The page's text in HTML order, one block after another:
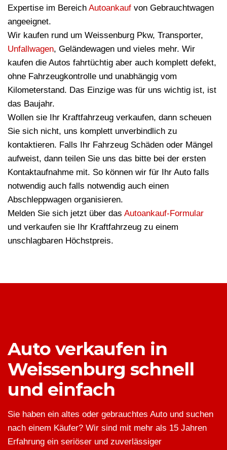
Expertise im Bereich Autoankauf von Gebrauchtwagen
angeeignet.
Wir kaufen rund um Weissenburg Pkw, Transporter,
Unfallwagen, Geländewagen und vieles mehr. Wir
kaufen die Autos fahrtüchtig aber auch komplett defekt,
ohne Fahrzeugkontrolle und unabhängig vom
Kilometerstand. Das Einzige was für uns wichtig ist, ist
das Baujahr.
Wollen sie Ihr Kraftfahrzeug verkaufen, dann scheuen
Sie sich nicht, uns komplett unverbindlich zu
kontaktieren. Falls Ihr Fahrzeug Schäden oder Mängel
aufweist, dann teilen Sie uns das bitte bei der ersten
Kontaktaufnahme mit. So können wir für Ihr Auto falls
notwendig auch falls notwendig auch einen
Abschleppwagen organisieren.
Melden Sie sich jetzt über das Autoankauf-Formular
und verkaufen sie Ihr Kraftfahrzeug zu einem
unschlagbaren Höchstpreis.
Auto verkaufen in
Weissenburg schnell
und einfach
Sie haben ein altes oder gebrauchtes Auto und suchen
nach einem Käufer? Wir sind mit mehr als 15 Jahren
Erfahrung ein seriöser und zuverlässiger